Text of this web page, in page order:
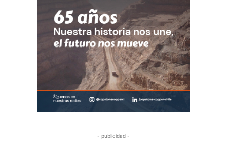
- publicidad -